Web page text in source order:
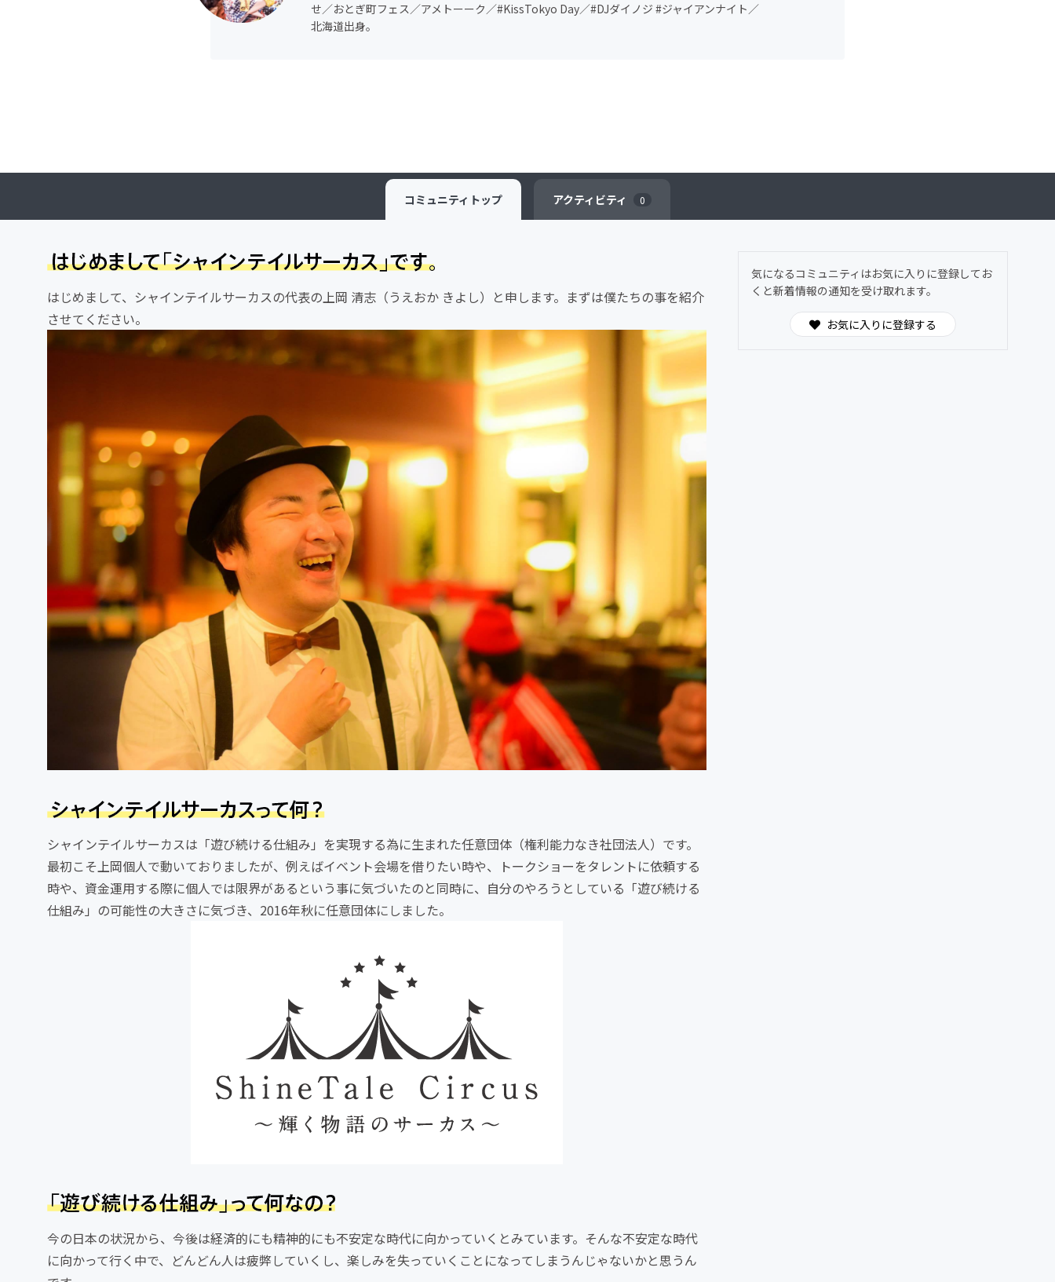
せ／おとぎ町フェス／アメトーーク／#KissTokyo Day／#DJダイノジ #ジャイアンナイト／
北海道出身。
コミュニティ トップ アクティビティ 0
はじめまして、シャインテイルサーカスの代表の上岡 清志（うえおか きよし）と申します。まずは僕たちの事を紹介
させてください。
シャインテイルサーカスは「遊び続ける仕組み」を実現する為に生まれた任意団体（権利能力なき社団法人）です。
最初こそ上岡個人で動いておりましたが、例えばイベント会場を借りたい時や、トークショーをタレントに依頼する
時や、資金運用する際に個人では限界があるという事に気づいたのと同時に、自分のやろうとしている「遊び続ける
仕組み」の可能性の大きさに気づき、2016年秋に任意団体にしました。
今の日本の状況から、今後は経済的にも精神的にも不安定な時代に向かっていくとみています。そんな不安定な時代
に向かって行く中で、どんどん人は疲弊していくし、楽しみを失っていくことになってしまうんじゃないかと思うん
気になるコミュニティはお気に入りに登録してお
くと新着情報の通知を受け取れます。
お気に入りに登録する